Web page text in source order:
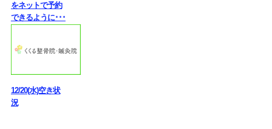
をネットで予約
できるように･･･
12/20(水)空き状
況